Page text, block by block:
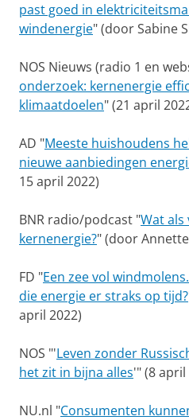
past goed in
windenergie" (door Sabine
NOS Nieuws (radio 1 en
onderzoek: kernenergie
klimaatdoelen" (21 april
AD "Meeste huishoudens
nieuwe aanbiedingen
15 april 2022)
BNR radio/podcast "Wat
kernenergie?" (door
FD "Een zee vol
die energie er straks op tijd?
april 2022)
NOS "'Leven zonder
het zit in bijna alles'" (8 april
NU.nl "Consumenten